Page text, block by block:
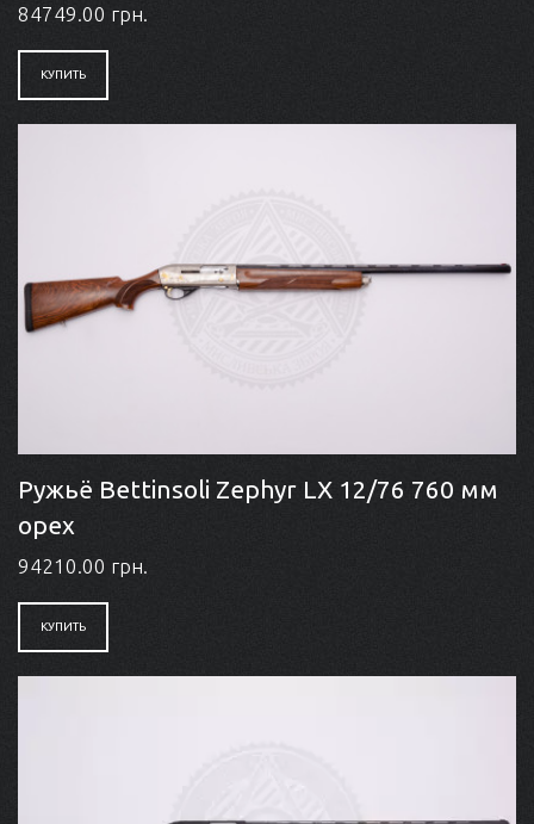
84749.00 грн.
КУПИТЬ
Ружьё Bettinsoli Zephyr LX 12/76 760 мм
орех
94210.00 грн.
КУПИТЬ